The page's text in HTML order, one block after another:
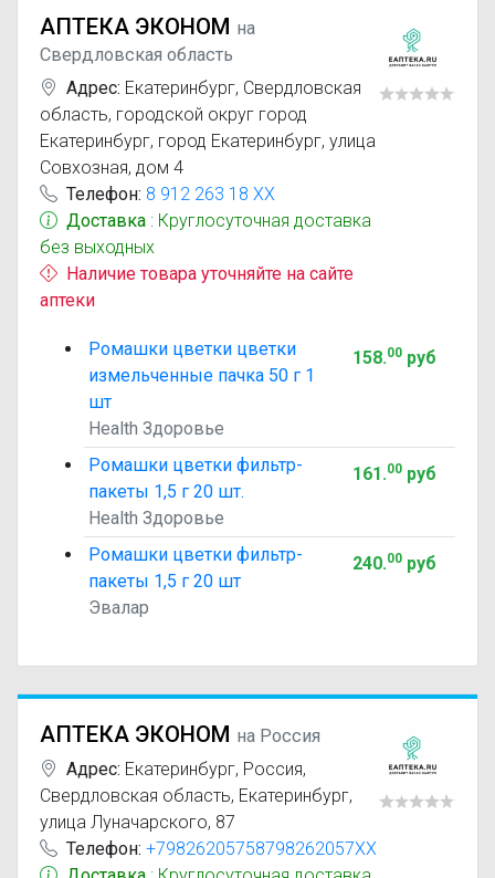
АПТЕКА ЭКОНОМ на
Свердловская область
Адрес: Екатеринбург, Свердловская
область, городской округ город
Екатеринбург, город Екатеринбург, улица
Совхозная, дом 4
Телефон: 8 912 263 18 XX
Доставка : Круглосуточная доставка
без выходных
Наличие товара уточняйте на сайте
аптеки
Ромашки цветки цветки
измельченные пачка 50 г 1
шт
Health Здоровье
158.00руб
Ромашки цветки фильтр-
пакеты 1,5 г 20 шт.
Health Здоровье
161.00руб
Ромашки цветки фильтр-
пакеты 1,5 г 20 шт
Эвалар
240.00руб
АПТЕКА ЭКОНОМ на Россия
Адрес: Екатеринбург, Россия,
Свердловская область, Екатеринбург,
улица Луначарского, 87
Телефон: +79826205758798262057XX